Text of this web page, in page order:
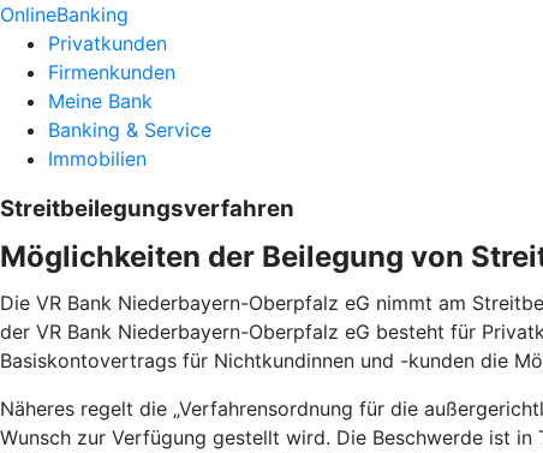
OnlineBanking
Privatkunden
Firmenkunden
Meine Bank
Banking & Service
Immobilien
Streitbeilegungsverfahren
Möglichkeiten der Beilegung von
Die VR Bank Niederbayern-Oberpfalz eG nimmt am
der VR Bank Niederbayern-Oberpfalz eG besteht für
Basiskontovertrags für Nichtkundinnen und -kunden die
Näheres regelt die „Verfahrensordnung für die
Wunsch zur Verfügung gestellt wird. Die Beschwerde ist